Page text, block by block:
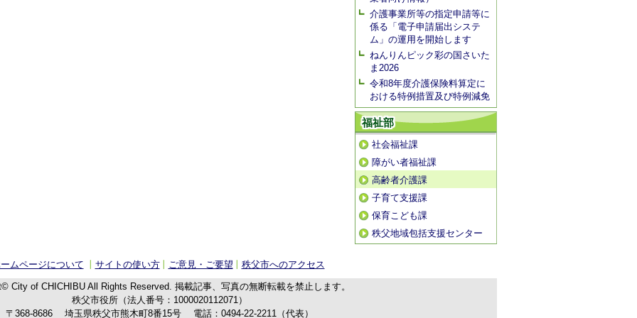
介護事業所等の指定申請等に
係る「電子申請届出システ
ム」の運用を開始します
ねんりんピック彩の国さいた
ま2026
令和8年度介護保険料算定に
おける特例措置及び特例減免
福祉部
社会福祉課
障がい者福祉課
高齢者介護課
子育て支援課
保育こども課
秩父地域包括支援センター
ムページについて サイトの使い方 ご意見・ご要望 秩父市へのアクセス
City of CHICHIBU All Rights Reserved. 掲載記事、写真の無断転載を禁止します。
秩父市役所（法人番号：1000020112071）
〒368-8686
埼玉県秩父市熊木町8番15号 電話： 0494-22-2211（代表）